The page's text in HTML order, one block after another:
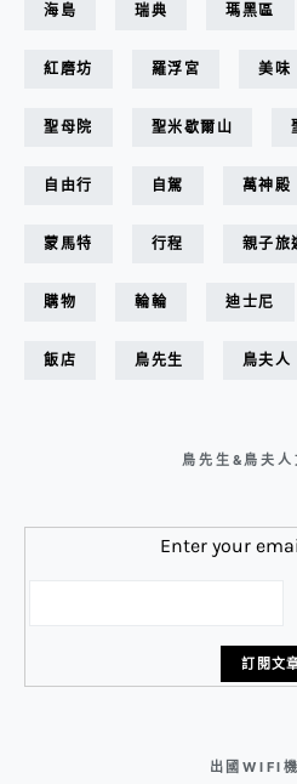
海島 瑞典 瑪黑區
紅磨坊 羅浮宮 美味
聖母院 聖米歇爾山
自由行 自駕 萬神殿
蒙馬特 行程 親子旅
購物 輪輪 迪士尼
飯店 鳥先生 鳥夫人
鳥先生&鳥夫人
Enter your
出國WIFI